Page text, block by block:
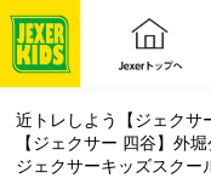
近トレしよう【ジェクサ
【ジェクサー 四谷】外
ジェクサーキッズスクー